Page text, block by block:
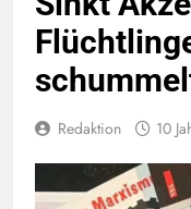
Redaktion 10